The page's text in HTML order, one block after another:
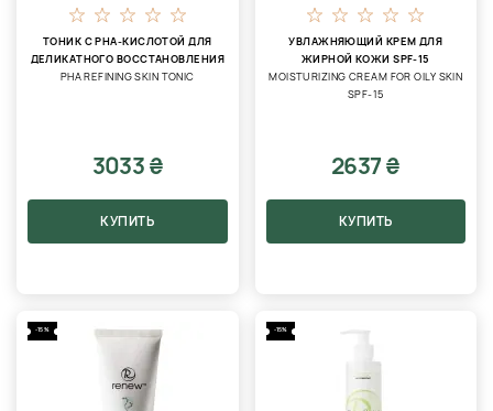
ТОНИК С РНА-КИСЛОТОЙ ДЛЯ
ДЕЛИКАТНОГО ВОССТАНОВЛЕНИЯ
PHA REFINING SKIN TONIC
3033 ₴
КУПИТЬ
УВЛАЖНЯЮЩИЙ КРЕМ ДЛЯ
ЖИРНОЙ КОЖИ SPF-15
MOISTURIZING CREAM FOR OILY SKIN
SPF-15
2637 ₴
КУПИТЬ
-15% -15%